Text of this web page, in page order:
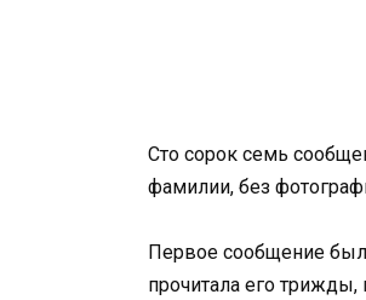
Сто сорок семь
фамилии, без
Первое сообщение
прочитала его